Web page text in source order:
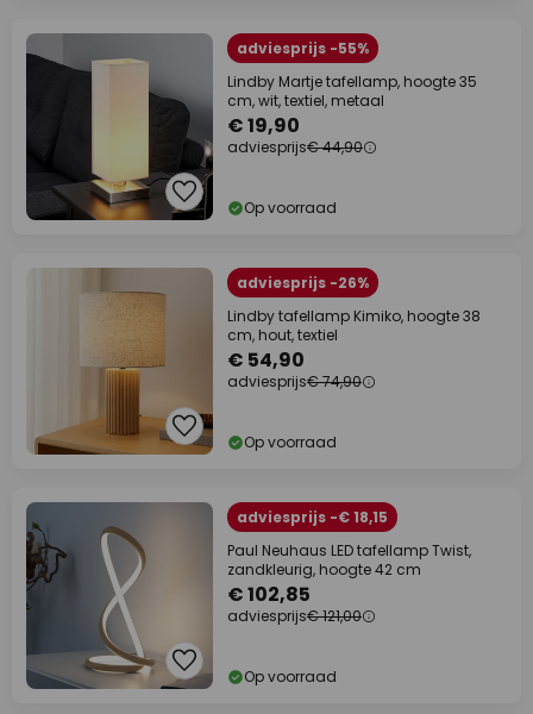
adviesprijs -55%
Lindby Martje tafellamp, hoogte 35
cm, wit, textiel, metaal
€ 19,90
adviesprijs€ 44,90
Op voorraad
adviesprijs -26%
Lindby tafellamp Kimiko, hoogte 38
cm, hout, textiel
€ 54,90
adviesprijs€ 74,90
Op voorraad
adviesprijs -€ 18,15
Paul Neuhaus LED tafellamp Twist,
zandkleurig, hoogte 42 cm
€ 102,85
adviesprijs€ 121,00
Op voorraad